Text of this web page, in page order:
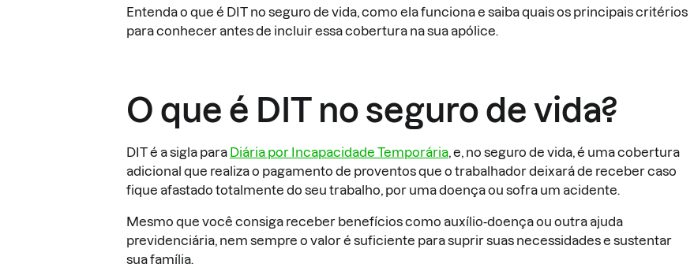
Entenda o que é DIT no seguro de vida, como ela funciona e saiba quais os principais critérios
para conhecer antes de incluir essa cobertura na sua apólice.
O que é DIT no seguro de vida?
DIT é a sigla para Diária por Incapacidade Temporária, e, no seguro de vida, é uma cobertura
adicional que realiza o pagamento de proventos que o trabalhador deixará de receber caso
fique afastado totalmente do seu trabalho, por uma doença ou sofra um acidente.
Mesmo que você consiga receber benefícios como auxílio-doença ou outra ajuda
previdenciária, nem sempre o valor é suficiente para suprir suas necessidades e sustentar
sua família.